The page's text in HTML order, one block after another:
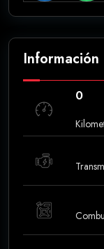
Información
0